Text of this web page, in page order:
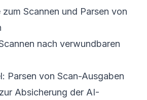
Scannen und Parsen von
nach verwundbaren
Parsen von Scan-Ausgaben
Absicherung der AI-